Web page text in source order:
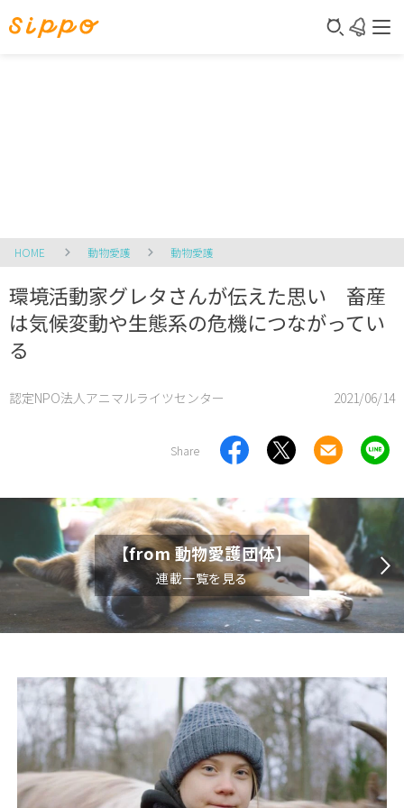
HOME 動物愛護 動物愛護
環境活動家グレタさんが伝えた思い 畜産
は気候変動や生態系の危機につながってい
る
認定NPO法人アニマルライツセンター 2021/06/14
Share
【from 動物愛護団体】
連載一覧を見る